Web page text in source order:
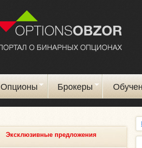
Опционы Брокеры
Эксклюзивные предложения